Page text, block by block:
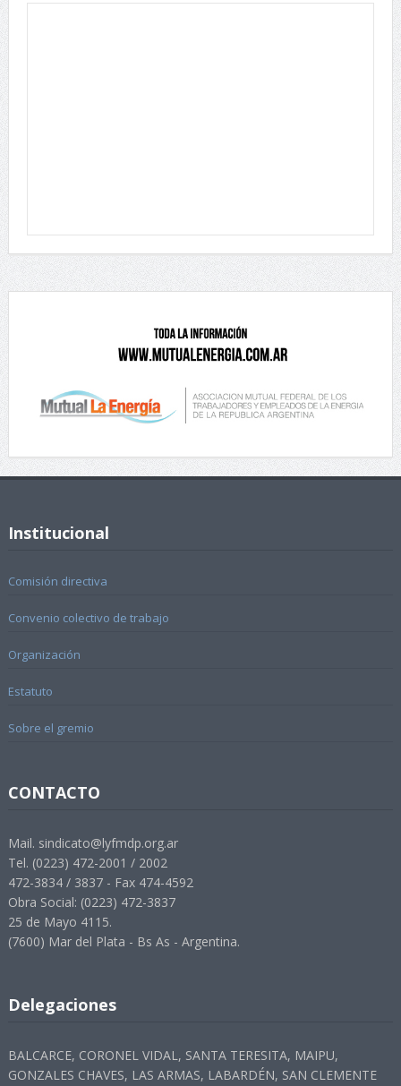
Institucional
Comisión directiva
Convenio colectivo de trabajo
Organización
Estatuto
Sobre el gremio
CONTACTO
Mail. sindicato@lyfmdp.org.ar
Tel. (0223) 472-2001 / 2002
472-3834 / 3837 - Fax 474-4592
Obra Social: (0223) 472-3837
25 de Mayo 4115.
(7600) Mar del Plata - Bs As - Argentina.
Delegaciones
BALCARCE, CORONEL VIDAL, SANTA TERESITA, MAIPU,
GONZALES CHAVES, LAS ARMAS, LABARDÉN, SAN CLEMENTE